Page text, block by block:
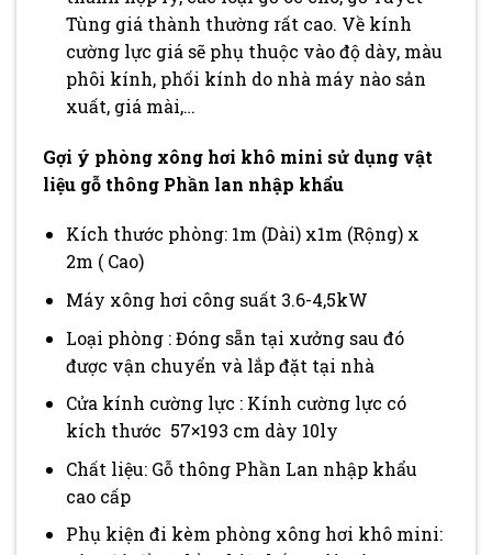
Tùng giá thành thường rất cao. Về kính
cường lực giá sẽ phụ thuộc vào độ dày, màu
phôi kính, phối kính do nhà máy nào sản
xuất, giá mài,…
Gợi ý phòng xông hơi khô mini sử dụng vật
liệu gỗ thông Phần lan nhập khẩu
Kích thước phòng: 1m (Dài) x1m (Rộng) x
2m ( Cao)
Máy xông hơi công suất 3.6-4,5kW
Loại phòng : Đóng sẵn tại xưởng sau đó
được vận chuyển và lắp đặt tại nhà
Cửa kính cường lực : Kính cường lực có
kích thước 57×193 cm dày 10ly
Chất liệu: Gỗ thông Phần Lan nhập khẩu
cao cấp
Phụ kiện đi kèm phòng xông hơi khô mini: